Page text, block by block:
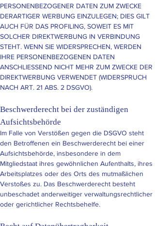
PERSONENBEZOGENER DATEN ZUM ZWECKE
DERARTIGER WERBUNG EINZULEGEN; DIES GILT
AUCH FÜR DAS PROFILING, SOWEIT ES MIT
SOLCHER DIREKTWERBUNG IN VERBINDUNG
STEHT. WENN SIE WIDERSPRECHEN, WERDEN
IHRE PERSONENBEZOGENEN DATEN
ANSCHLIESSEND NICHT MEHR ZUM ZWECKE DER
DIREKTWERBUNG VERWENDET (WIDERSPRUCH
NACH ART. 21 ABS. 2 DSGVO).
Beschwerde­recht bei der zuständigen
Aufsichts­behörde
Im Falle von Verstößen gegen die DSGVO steht
den Betroffenen ein Beschwerderecht bei einer
Aufsichtsbehörde, insbesondere in dem
Mitgliedstaat ihres gewöhnlichen Aufenthalts, ihres
Arbeitsplatzes oder des Orts des mutmaßlichen
Verstoßes zu. Das Beschwerderecht besteht
unbeschadet anderweitiger verwaltungsrechtlicher
oder gerichtlicher Rechtsbehelfe.